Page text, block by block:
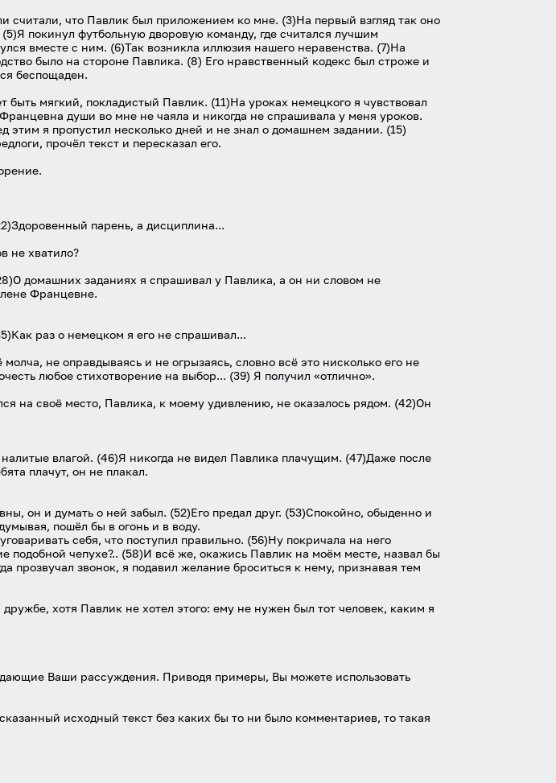
что Павлик был приложением ко мне. (3)На первый взгляд так оно
покинул футбольную дворовую команду, где считался лучшим
вместе с ним. (6)Так возникла иллюзия нашего неравенства. (7)На
было на стороне Павлика. (8) Его нравственный кодекс был строже и
беспощаден.
мягкий, покладистый Павлик. (11)На уроках немецкого я чувствовал
души во мне не чаяла и никогда не спрашивала у меня уроков.
этим я пропустил несколько дней и не знал о домашнем задании. (15)
прочёл текст и пересказал его.
парень, а дисциплина...
не хватило?
домашних заданиях я спрашивал у Павлика, а он ни словом не
Францевне.
раз о немецком я его не спрашивал...
не оправдываясь и не огрызаясь, словно всё это нисколько его не
любое стихотворение на выбор... (39) Я получил «отлично».
на своё место, Павлика, к моему удивлению, не оказалось рядом. (42)Он
влагой. (46)Я никогда не видел Павлика плачущим. (47)Даже после
плачут, он не плакал.
он и думать о ней забыл. (52)Его предал друг. (53)Спокойно, обыденно и
пошёл бы в огонь и в воду.
себя, что поступил правильно. (56)Ну покричала на него
подобной чепухе?.. (58)И всё же, окажись Павлик на моём месте, назвал бы
прозвучал звонок, я подавил желание броситься к нему, признавая тем
хотя Павлик не хотел этого: ему не нужен был тот человек, каким я
Ваши рассуждения. Приводя примеры, Вы можете использовать
исходный текст без каких бы то ни было комментариев, то такая